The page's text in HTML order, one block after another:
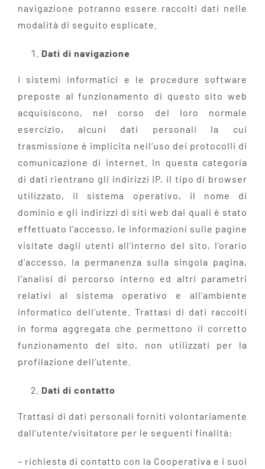
navigazione potranno essere raccolti dati nelle
modalità di seguito esplicate.
Dati di navigazione
I sistemi informatici e le procedure software
preposte al funzionamento di questo sito web
acquisiscono, nel corso del loro normale
esercizio, alcuni dati personali la cui
trasmissione è implicita nell’uso dei protocolli di
comunicazione di internet. In questa categoria
di dati rientrano gli indirizzi IP, il tipo di browser
utilizzato, il sistema operativo, il nome di
dominio e gli indirizzi di siti web dai quali è stato
effettuato l’accesso, le informazioni sulle pagine
visitate dagli utenti all’interno del sito, l’orario
d’accesso, la permanenza sulla singola pagina,
l’analisi di percorso interno ed altri parametri
relativi al sistema operativo e all’ambiente
informatico dell’utente. Trattasi di dati raccolti
in forma aggregata che permettono il corretto
funzionamento del sito, non utilizzati per la
profilazione dell’utente.
Dati di contatto
Trattasi di dati personali forniti volontariamente
dall’utente/visitatore per le seguenti finalità:
– richiesta di contatto con la Cooperativa e i suoi